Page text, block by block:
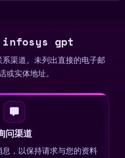
infosys gpt
渠道。未列出直接的电子邮
或实体地址。
问渠道
，以保持请求与您的资料